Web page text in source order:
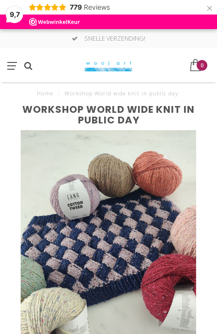
9,7
779 Reviews ×
SNELLE VERZENDING!
0
Home Workshop World wide knit in public day
WORKSHOP WORLD WIDE KNIT IN
PUBLIC DAY